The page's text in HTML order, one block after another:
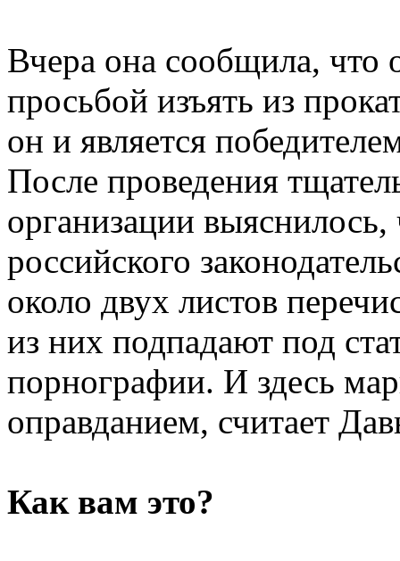
Вчера она сообщила, что
просьбой изъять из
он и является
После проведения
организации
российского
около двух листов
из них подпадают под
порнографии. И здесь
оправданием, считает
Как вам это?